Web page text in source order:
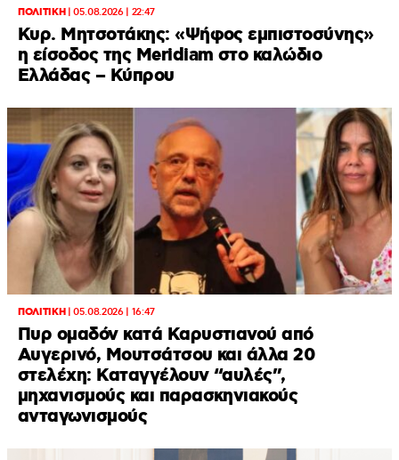
ΠΟΛΙΤΙΚΗ|05.08.2026 | 22:47
Κυρ. Μητσοτάκης: «Ψήφος εμπιστοσύνης»
η είσοδος της Meridiam στο καλώδιο
Ελλάδας – Κύπρου
ΠΟΛΙΤΙΚΗ|05.08.2026 | 16:47
Πυρ ομαδόν κατά Καρυστιανού από
Αυγερινό, Μουτσάτσου και άλλα 20
στελέχη: Καταγγέλουν “αυλές”,
μηχανισμούς και παρασκηνιακούς
ανταγωνισμούς